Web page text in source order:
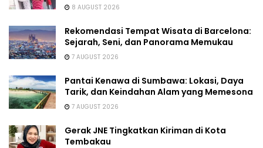
8 AUGUST 2026
Rekomendasi Tempat Wisata di Barcelona:
Sejarah, Seni, dan Panorama Memukau
7 AUGUST 2026
Pantai Kenawa di Sumbawa: Lokasi, Daya
Tarik, dan Keindahan Alam yang Memesona
7 AUGUST 2026
Gerak JNE Tingkatkan Kiriman di Kota
Tembakau